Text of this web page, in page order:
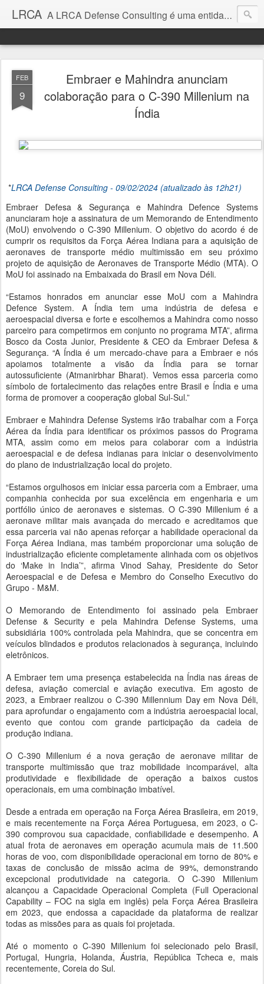
LRCA A LRCA Defense Consulting é uma entidade sem fins lucrativos que se dedica a produzir e divulgar notícias e análises sobre as Empresas de Defesa. Não somos jornalistas e nem este é um blog jornalístico.
FEB
9
Embraer e Mahindra anunciam
colaboração para o C-390 Millenium na
Índia
*LRCA Defense Consulting - 09/02/2024 (atualizado às 12h21)
Embraer Defesa & Segurança e Mahindra Defence Systems
anunciaram hoje a assinatura de um Memorando de Entendimento
(MoU) envolvendo o C-390 Millenium. O objetivo do acordo é de
cumprir os requisitos da Força Aérea Indiana para a aquisição de
aeronaves de transporte médio multimissão em seu próximo
projeto de aquisição de Aeronaves de Transporte Médio (MTA). O
MoU foi assinado na Embaixada do Brasil em Nova Déli.
“Estamos honrados em anunciar esse MoU com a Mahindra
Defence System. A Índia tem uma indústria de defesa e
aeroespacial diversa e forte e escolhemos a Mahindra como nosso
parceiro para competirmos em conjunto no programa MTA”, afirma
Bosco da Costa Junior, Presidente & CEO da Embraer Defesa &
Segurança. “A Índia é um mercado-chave para a Embraer e nós
apoiamos totalmente a visão da Índia para se tornar
autossuficiente (Atmanirbhar Bharat). Vemos essa parceria como
símbolo de fortalecimento das relações entre Brasil e Índia e uma
forma de promover a cooperação global Sul-Sul.”
Embraer e Mahindra Defense Systems irão trabalhar com a Força
Aérea da Índia para identificar os próximos passos do Programa
MTA, assim como em meios para colaborar com a indústria
aeroespacial e de defesa indianas para iniciar o desenvolvimento
do plano de industrialização local do projeto.
“Estamos orgulhosos em iniciar essa parceria com a Embraer, uma
companhia conhecida por sua excelência em engenharia e um
portfólio único de aeronaves e sistemas. O C-390 Millenium é a
aeronave militar mais avançada do mercado e acreditamos que
essa parceria vai não apenas reforçar a habilidade operacional da
Força Aérea Indiana, mas também proporcionar uma solução de
industrialização eficiente completamente alinhada com os objetivos
do ‘Make in India’”, afirma Vinod Sahay, Presidente do Setor
Aeroespacial e de Defesa e Membro do Conselho Executivo do
Grupo - M&M.
O Memorando de Entendimento foi assinado pela Embraer
Defense & Security e pela Mahindra Defense Systems, uma
subsidiária 100% controlada pela Mahindra, que se concentra em
veículos blindados e produtos relacionados à segurança, incluindo
eletrônicos.
A Embraer tem uma presença estabelecida na Índia nas áreas de
defesa, aviação comercial e aviação executiva. Em agosto de
2023, a Embraer realizou o C-390 Millennium Day em Nova Déli,
para aprofundar o engajamento com a indústria aeroespacial local,
evento que contou com grande participação da cadeia de
produção indiana.
O C-390 Millenium é a nova geração de aeronave militar de
transporte multimissão que traz mobilidade incomparável, alta
produtividade e flexibilidade de operação a baixos custos
operacionais, em uma combinação imbatível.
Desde a entrada em operação na Força Aérea Brasileira, em 2019,
e mais recentemente na Força Aérea Portuguesa, em 2023, o C-
390 comprovou sua capacidade, confiabilidade e desempenho. A
atual frota de aeronaves em operação acumula mais de 11.500
horas de voo, com disponibilidade operacional em torno de 80% e
taxas de conclusão de missão acima de 99%, demonstrando
excepcional produtividade na categoria. O C-390 Millenium
alcançou a Capacidade Operacional Completa (Full Operacional
Capability – FOC na sigla em inglês) pela Força Aérea Brasileira
em 2023, que endossa a capacidade da plataforma de realizar
todas as missões para as quais foi projetada.
Até o momento o C-390 Millenium foi selecionado pelo Brasil,
Portugal, Hungria, Holanda, Áustria, República Tcheca e, mais
recentemente, Coreia do Sul.